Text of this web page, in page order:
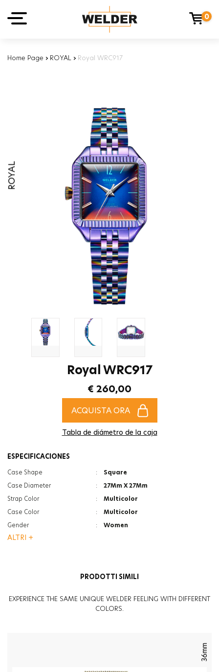
0
Home Page › ROYAL › Royal WRC917
ROYAL
Royal WRC917
€ 260,00
ACQUISTA ORA
Tabla de diámetro de la caja
ESPECIFICACIONES
Case Shape :
Square
Case Diameter
:
27Mm X 27Mm
Strap Color
:
Multicolor
Case Color
:
Multicolor
Gender
:
Women
Strap Type
ALTRI +
PRODOTTI SIMILI
EXPERIENCE THE SAME UNIQUE WELDER FEELING WITH DIFFERENT
COLORS.
36mm